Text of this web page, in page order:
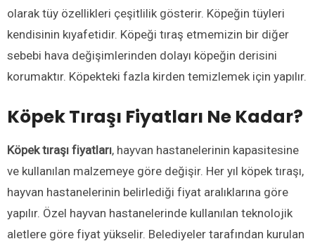
olarak tüy özellikleri çeşitlilik gösterir. Köpeğin tüyleri
kendisinin kıyafetidir. Köpeği tıraş etmemizin bir diğer
sebebi hava değişimlerinden dolayı köpeğin derisini
korumaktır. Köpekteki fazla kirden temizlemek için yapılır.
Köpek Tıraşı Fiyatları Ne Kadar?
Köpek tıraşı fiyatları, hayvan hastanelerinin kapasitesine
ve kullanılan malzemeye göre değişir. Her yıl köpek tıraşı,
hayvan hastanelerinin belirlediği fiyat aralıklarına göre
yapılır. Özel hayvan hastanelerinde kullanılan teknolojik
aletlere göre fiyat yükselir. Belediyeler tarafından kurulan